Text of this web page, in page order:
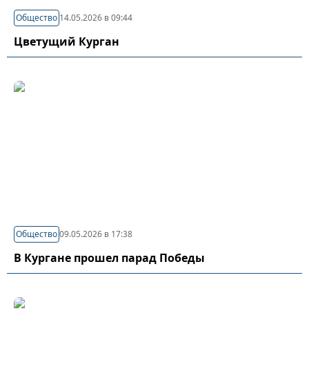
Общество 14.05.2026 в 09:44
Цветущий Курган
Общество09.05.2026 в 17:38
В Кургане прошел парад Победы